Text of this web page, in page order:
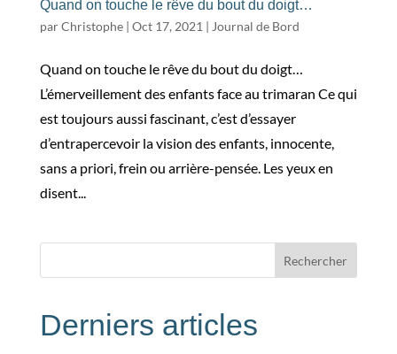
Quand on touche le rêve du bout du doigt…
parChristophe| Oct 17, 2021 | Journal de Bord
Quand on touche le rêve du bout du doigt…
L’émerveillement des enfants face au trimaran Ce qui
est toujours aussi fascinant, c’est d’essayer
d’entrapercevoir la vision des enfants, innocente,
sans a priori, frein ou arrière-pensée. Les yeux en
disent...
Rechercher
Derniers articles